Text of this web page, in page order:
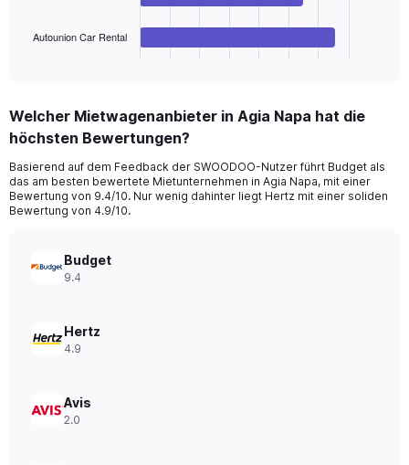
Range:
4
The
chart
has
axis
displaying
to
Autounion Car Rental
Welcher Mietwagenanbieter in Agia Napa hat die
höchsten Bewertungen?
Basierend auf dem Feedback der SWOODOO-Nutzer führt Budget als
das am besten bewertete Mietunternehmen in Agia Napa, mit einer
Bewertung von 9.4/10. Nur wenig dahinter liegt Hertz mit einer soliden
Bewertung von 4.9/10.
Budget
9.4
Hertz
4.9
Avis
2.0